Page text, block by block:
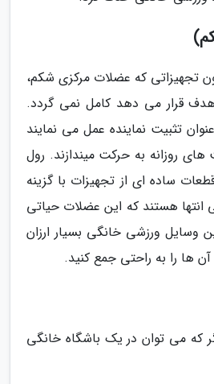
تجهیزاتی که عضلات مرکزی شکم،
قرار می دهد کامل نمی گردد.
تثبیت نماینده عمل می نمایند
های روزانه به حرکت میندازند. رول
ساده ای از تجهیزات با گزینه
هستند که این عضلات حیاتی
وسایل ورزشی خانگی بسیار ارزان
ها را به راحتی جمع کنید.
که می توان در یک باشگاه خانگی